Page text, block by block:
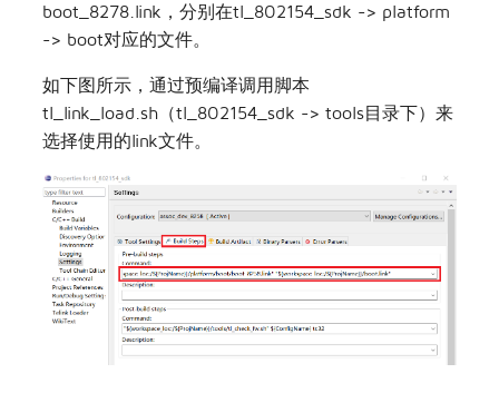
boot_8278.link，分别在tl_802154_sdk -> platform
-> boot对应的文件。
如下图所示，通过预编译调用脚本
tl_link_load.sh（tl_802154_sdk -> tools目录下）来
选择使用的link文件。